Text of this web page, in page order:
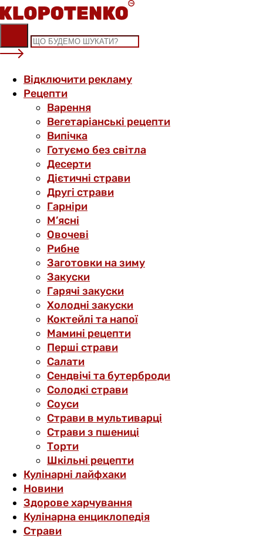
Skip
to
content
Відключити рекламу
Рецепти
Варення
Вегетаріанські рецепти
Випічка
Готуємо без світла
Десерти
Дієтичні страви
Другі страви
Гарніри
М’ясні
Овочеві
Рибне
Заготовки на зиму
Закуски
Гарячі закуски
Холодні закуски
Коктейлі та напої
Мамині рецепти
Перші страви
Салати
Сендвічі та бутерброди
Солодкі страви
Соуси
Страви в мультиварці
Страви з пшениці
Торти
Шкільні рецепти
Кулінарні лайфхаки
Новини
Здорове харчування
Кулінарна енциклопедія
Страви